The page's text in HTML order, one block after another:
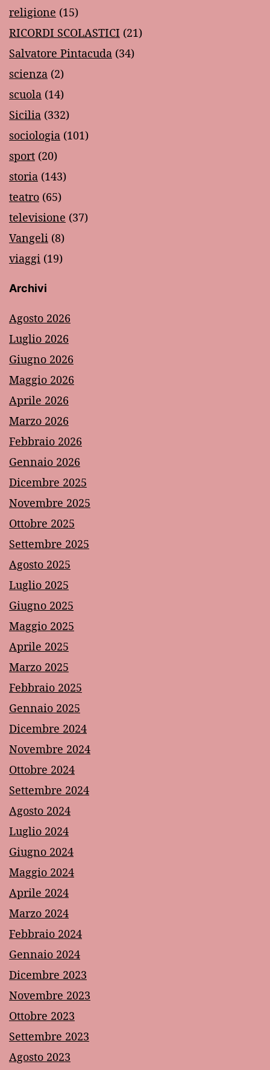
religione (15)
RICORDI SCOLASTICI (21)
Salvatore Pintacuda (34)
scienza (2)
scuola (14)
Sicilia (332)
sociologia (101)
sport (20)
storia (143)
teatro (65)
televisione (37)
Vangeli (8)
viaggi (19)
Archivi
Agosto 2026
Luglio 2026
Giugno 2026
Maggio 2026
Aprile 2026
Marzo 2026
Febbraio 2026
Gennaio 2026
Dicembre 2025
Novembre 2025
Ottobre 2025
Settembre 2025
Agosto 2025
Luglio 2025
Giugno 2025
Maggio 2025
Aprile 2025
Marzo 2025
Febbraio 2025
Gennaio 2025
Dicembre 2024
Novembre 2024
Ottobre 2024
Settembre 2024
Agosto 2024
Luglio 2024
Giugno 2024
Maggio 2024
Aprile 2024
Marzo 2024
Febbraio 2024
Gennaio 2024
Dicembre 2023
Novembre 2023
Ottobre 2023
Settembre 2023
Agosto 2023